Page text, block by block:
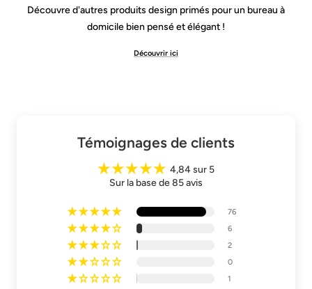
Découvre d'autres produits design primés pour un bureau à
domicile bien pensé et élégant !
Découvrir ici
Témoignages de clients
4,84 sur 5
Sur la base de 85 avis
76
6
2
0
1